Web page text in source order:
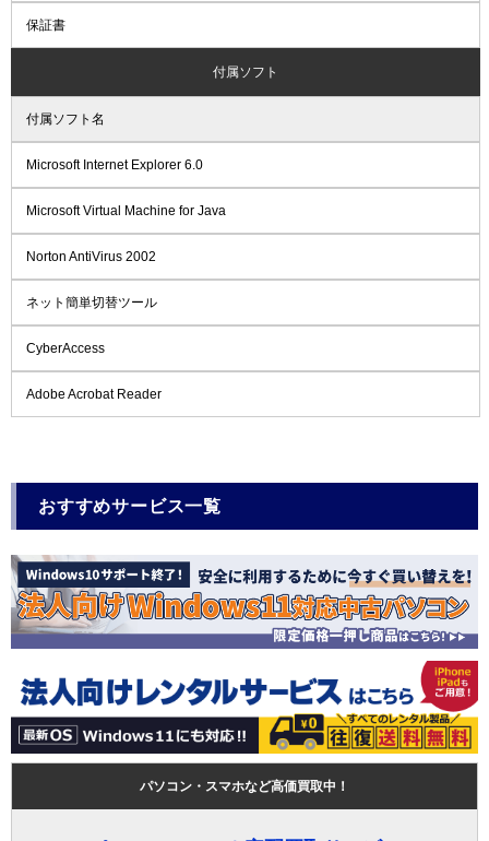
保証書
付属ソフト
付属ソフト名
Microsoft Internet Explorer 6.0
Microsoft Virtual Machine for Java
Norton AntiVirus 2002
ネット簡単切替ツール
CyberAccess
Adobe Acrobat Reader
おすすめサービス一覧
パソコン・スマホなど高価買取中！